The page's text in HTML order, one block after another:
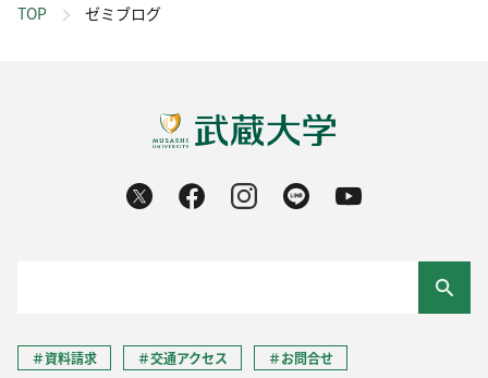
TOP ゼミブログ
＃資料請求 ＃交通アクセス ＃お問合せ